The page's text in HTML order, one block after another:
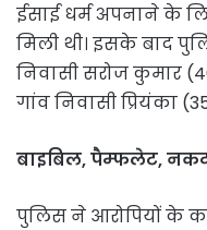
ईसाई धर्म अपनाने के
मिली थी। इसके बाद
निवासी सरोज कुमार
गांव निवासी प्रियंका
बाइबिल, पैम्फलेट,
पुलिस ने आरोपियों के